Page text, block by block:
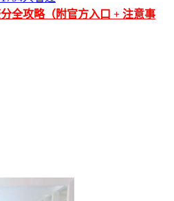
全攻略（附官方入口 + 注意事